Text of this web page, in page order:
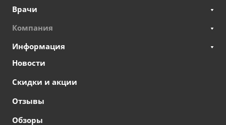
Врачи
Компания
Информация
Новости
Скидки и акции
Отзывы
Обзоры